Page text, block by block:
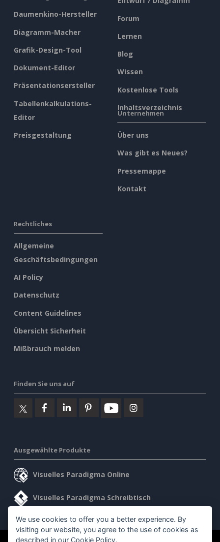
Daumenkino-Hersteller
Diagramm-Macher
Grafik-Design-Tool
Dokument-Editor
Präsentationsersteller
Tabellenkalkulations-
Editor
Preisgestaltung
Forum
Lernen
Blog
Wissen
Kostenlose Tools
Inhaltsverzeichnis
Unternehmen
Über uns
Was gibt es Neues?
Pressemappe
Kontakt
Rechtliches
Allgemeine
Geschäftsbedingungen
AI Policy
Datenschutz
Content Guidelines
Übersicht Sicherheit
Mißbrauch melden
Finden Sie uns auf
Ausgewählte Produkte
Visuelles Paradigma Online
Visuelles Paradigma Schreibtisch
We use cookies to offer you a better experience. By
visiting our website, you agree to the use of cookies as
described in our Cookie Policy.